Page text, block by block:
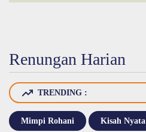
Renungan Harian
TRENDING :
Mimpi Rohani Kisah Nyata